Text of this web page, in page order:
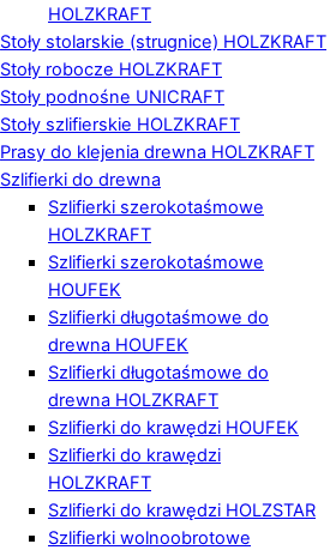
HOLZKRAFT
Stoły stolarskie (strugnice) HOLZKRAFT
Stoły robocze HOLZKRAFT
Stoły podnośne UNICRAFT
Stoły szlifierskie HOLZKRAFT
Prasy do klejenia drewna HOLZKRAFT
Szlifierki do drewna
Szlifierki szerokotaśmowe
HOLZKRAFT
Szlifierki szerokotaśmowe
HOUFEK
Szlifierki długotaśmowe do
drewna HOUFEK
Szlifierki długotaśmowe do
drewna HOLZKRAFT
Szlifierki do krawędzi HOUFEK
Szlifierki do krawędzi
HOLZKRAFT
Szlifierki do krawędzi HOLZSTAR
Szlifierki wolnoobrotowe